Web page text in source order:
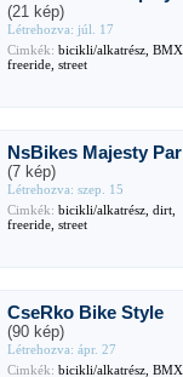
(21 kép)
Létrehozva: júl. 17
Cimkék: bicikli/alkatrész,
freeride, street
NsBikes Majesty
(7 kép)
Létrehozva: szep. 15
Cimkék: bicikli/alkatrész, dirt,
freeride, street
CseRko Bike Style
(90 kép)
Létrehozva: ápr. 27
Cimkék: bicikli/alkatrész,